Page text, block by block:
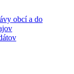
obcí a do